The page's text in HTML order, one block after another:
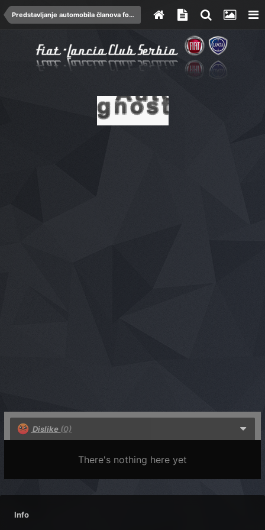
Predstavljanje automobila članova foruma
Dislike (0)
There's nothing here yet
Info